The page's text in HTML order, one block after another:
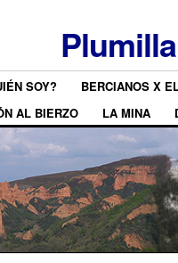
SOY? BERCIANOS X
AL BIERZO
LA MINA